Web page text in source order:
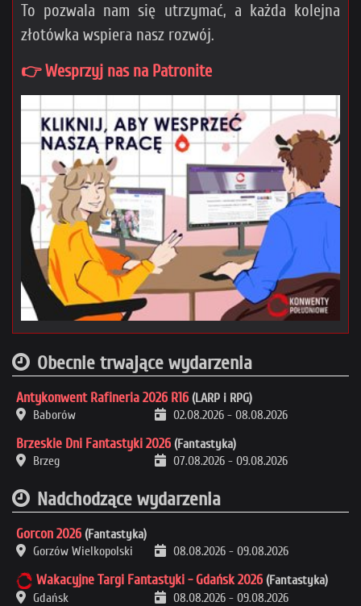
To pozwala nam się utrzymać, a każda kolejna
złotówka wspiera nasz rozwój.
👉 Wesprzyj nas na Patronite
Obecnie trwające wydarzenia
Antykonwent Rafineria 2026 R16 (LARP i RPG)
Baborów
02.08.2026 - 08.08.2026
Brzeskie Dni Fantastyki 2026 (Fantastyka)
Brzeg
07.08.2026 - 09.08.2026
Nadchodzące wydarzenia
Gorcon 2026 (Fantastyka)
Gorzów Wielkopolski
08.08.2026 - 09.08.2026
Wakacyjne Targi Fantastyki - Gdańsk 2026 (Fantastyka)
Gdańsk
08.08.2026 - 09.08.2026